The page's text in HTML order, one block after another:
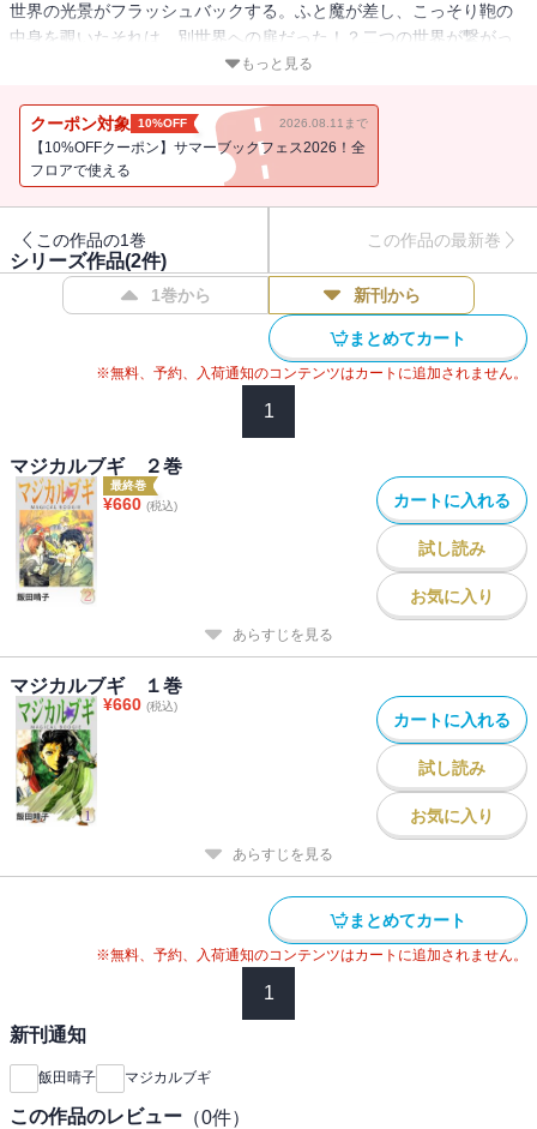
世界の光景がフラッシュバックする。ふと魔が差し、こっそり鞄の
中身を覗いたそれは、別世界への扉だった！？二つの世界が繋がっ
てしまい、魔女のマコ先生に力を授かり、ドラゴンと戦うことに
もっと見る
クーポン対象 10%OFF 2026.08.11まで
【10%OFFクーポン】サマーブックフェス2026！全
フロアで使える
この作品の1巻 この作品の最新巻
シリーズ作品(2件)
1巻から 新刊から
まとめてカート
※無料、予約、入荷通知のコンテンツはカートに追加されません。
1
マジカルブギ ２巻
最終巻
¥660 (税込) カートに入れる
試し読み
お気に入り
あらすじを見る
マジカルブギ １巻
¥660 (税込)
カートに入れる
試し読み
お気に入り
あらすじを見る
まとめてカート
※無料、予約、入荷通知のコンテンツはカートに追加されません。
1
新刊通知
飯田晴子 マジカルブギ
この作品のレビュー （0件）